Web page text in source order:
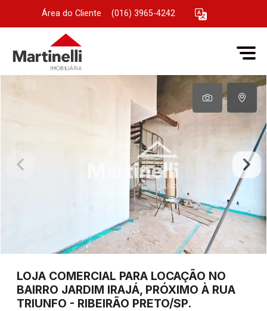
Área do Cliente (016) 3965-4242
LOJA COMERCIAL PARA LOCAÇÃO NO
BAIRRO JARDIM IRAJÁ, PRÓXIMO À RUA
TRIUNFO - RIBEIRÃO PRETO/SP.